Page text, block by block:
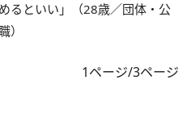
るといい」（28歳／団体・公
）
1ページ/3ページ